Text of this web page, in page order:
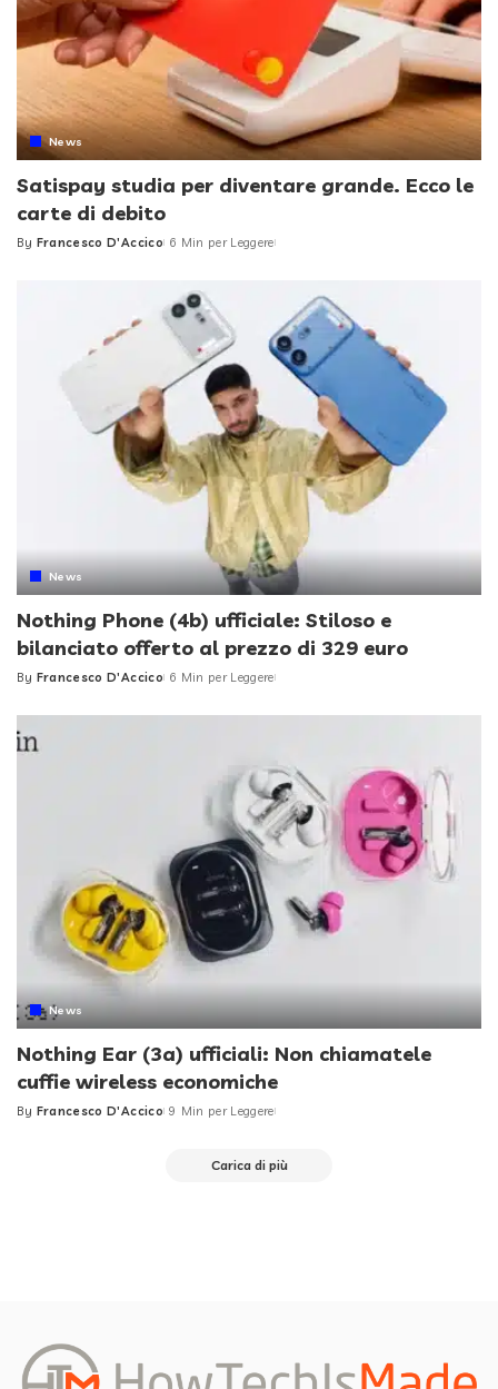
News
Satispay studia per diventare grande. Ecco le
carte di debito
Posted
By Francesco D'Accico 6 Min per Leggere
News
Nothing Phone (4b) ufficiale: Stiloso e
bilanciato offerto al prezzo di 329 euro
Posted
By Francesco D'Accico 6 Min per Leggere
News
Nothing Ear (3a) ufficiali: Non chiamatele
cuffie wireless economiche
Posted
By Francesco D'Accico 9 Min per Leggere
Carica di più